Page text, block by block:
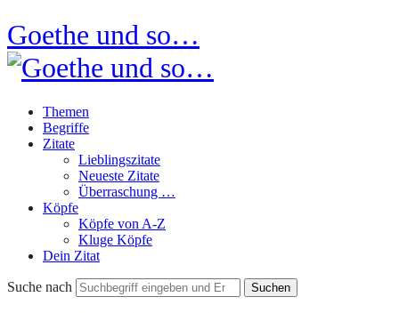
Goethe und so…
Themen
Begriffe
Zitate
Lieblingszitate
Neueste Zitate
Überraschung …
Köpfe
Köpfe von A-Z
Kluge Köpfe
Dein Zitat
Suche nach